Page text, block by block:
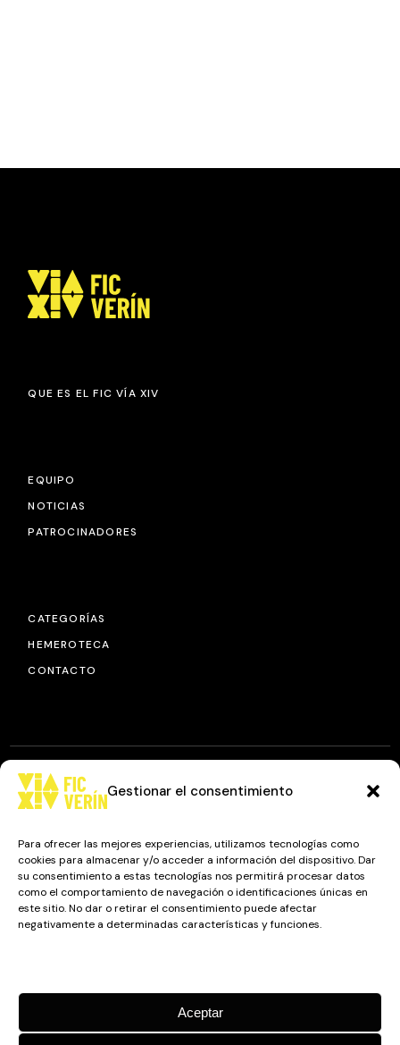
Gestionar el consentimiento
Para ofrecer las mejores experiencias, utilizamos tecnologías como
cookies para almacenar y/o acceder a información del dispositivo. Dar
su consentimiento a estas tecnologías nos permitirá procesar datos
como el comportamiento de navegación o identificaciones únicas en
este sitio. No dar o retirar el consentimiento puede afectar
negativamente a determinadas características y funciones.
Aceptar
QUE ES EL FIC VÍA XIV
EQUIPO
NOTICIAS
PATROCINADORES
CATEGORÍAS
HEMEROTECA
CONTACTO
Camino a Balnearios de Sousas
32600, Verín, Ourense